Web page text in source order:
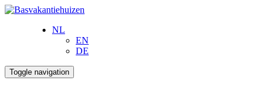
NL
EN
DE
Toggle navigation